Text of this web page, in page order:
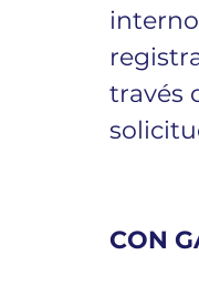
través
CON